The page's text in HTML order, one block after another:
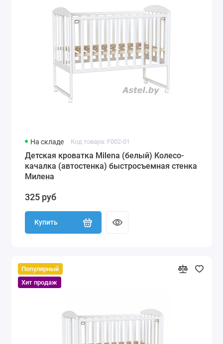
На складе Код товара: F002-01
Детская кроватка Milena (белый) Колесо-
качалка (автостенка) быстросъемная стенка
Милена
325 руб
Купить
Популярный
Хит продаж